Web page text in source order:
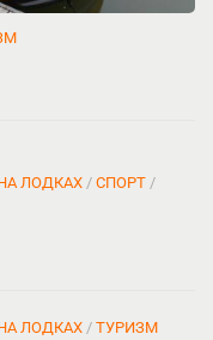
ЛОДКАХ / СПОРТ /
ЛОДКАХ / ТУРИЗМ